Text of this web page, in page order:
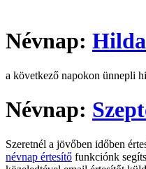
Névnap: Hilda
a következő napokon ünnepli
Névnap:
Szeretnél a jövőben időben
névnap értesítő funkciónk